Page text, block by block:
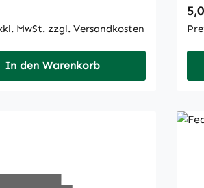
Preis:
MwSt. zzgl. Versandkosten
In den Warenkorb